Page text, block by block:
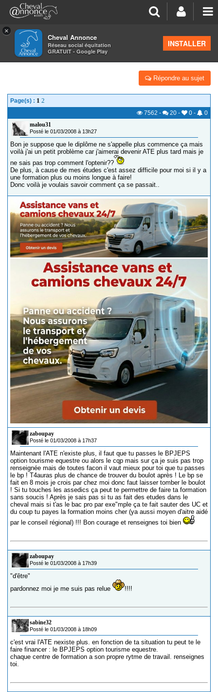
×
Cheval Annonce
Réseau social équitation
GRATUIT - Google Play
INSTALLER
>Formations équestres
ACCOMPAGNATEUR DE TOURISME ÉQUESTRE
Répondre au sujet
Page(s) : 1 2
7562 - 20 - 0 -
0
malou31
Posté le 01/03/2008 à 13h27
Bon je suppose que le diplôme ne s'appelle plus commence ça mais
voilà j'ai un petit problème car j'aimerai devenir ATE plus tard mais je
ne sais pas trop comment l'optenir??
De plus, à cause de mes études c'est assez difficile pour moi si il y a
une formation plus ou moins longue à faire!
Donc voilà je voulais savoir comment ça se passait..
zaboupay
Posté le 01/03/2008 à 17h37
Maintenant l'ATE n'existe plus, il faut que tu passes le BPJEPS
option tourisme equestre ou alors le cqp mais sur ça je suis pas trop
renseignée mais de toutes facon il vaut mieux pour toi que tu passes
le bp ! T4auras plus de chance de trouver du boulot après ! Le bp se
fait en 8 mois je crois par chez moi donc faut laisser tomber le boulot
! Si tu touches les assedics ça peut te permettre de faire ta formation
sans soucis ! Après je sais pas si tu as fait des etudes dans le
cheval mais si t'as le bac pro par exe"mple ça te fait sauter des UC et
du coup tu payes la formation moins cher (ya aussi moyen d'aitre aidé
par le conseil régional) !!! Bon courage et renseignes toi bien
zaboupay
Posté le 01/03/2008 à 17h39
"d'être"
pardonnez moi je me suis pas relue
!!!!
sabine32
Posté le 01/03/2008 à 18h09
c'est vrai l'ATE nexiste plus. en fonction de ta situation tu peut te le
faire financer : le BPJEPS option tourisme equestre.
chaque centre de formation a son propre rytme de travail. renseignes
toi.